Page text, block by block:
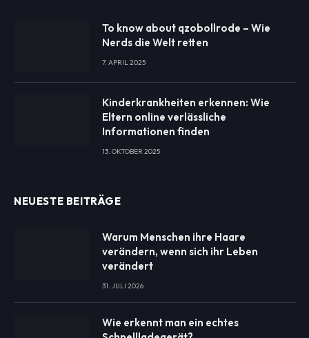
To know about qzobollrode – Wie
Nerds die Welt retten
7. APRIL 2025
Kinderkrankheiten erkennen: Wie
Eltern online verlässliche
Informationen finden
13. OKTOBER 2025
NEUESTE BEITRÄGE
Warum Menschen ihre Haare
verändern, wenn sich ihr Leben
verändert
31. JULI 2026
Wie erkennt man ein echtes